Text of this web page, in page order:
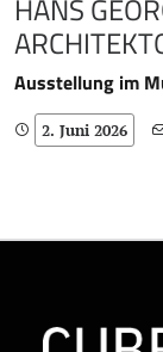
HANS
Ausstellung im
2. Juni 2026